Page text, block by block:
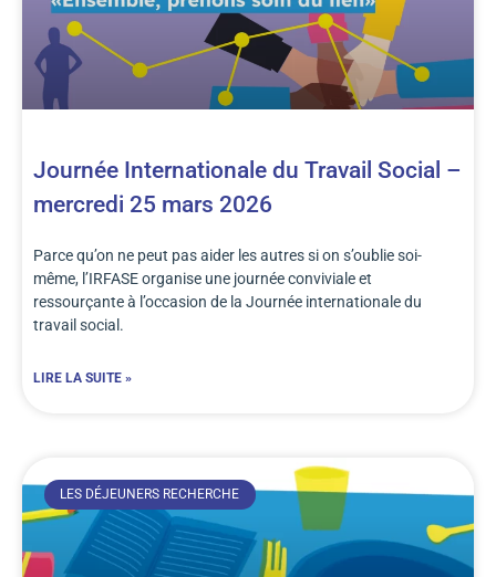
Journée Internationale du Travail Social –
mercredi 25 mars 2026
Parce qu’on ne peut pas aider les autres si on s’oublie soi-
même, l’IRFASE organise une journée conviviale et
ressourçante à l’occasion de la Journée internationale du
travail social.
LIRE LA SUITE »
LES DÉJEUNERS RECHERCHE